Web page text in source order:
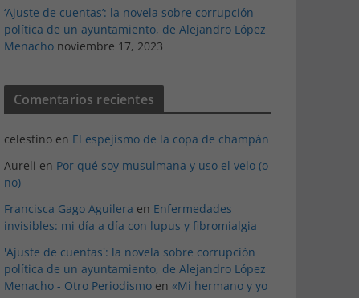
‘Ajuste de cuentas’: la novela sobre corrupción
política de un ayuntamiento, de Alejandro López
Menacho noviembre 17, 2023
Comentarios recientes
celestinoen El espejismo de la copa de champán
Aureli en Por qué soy musulmana y uso el velo (o
no)
Francisca Gago Aguilera en Enfermedades
invisibles: mi día a día con lupus y fibromialgia
'Ajuste de cuentas': la novela sobre corrupción
política de un ayuntamiento, de Alejandro López
Menacho - Otro Periodismoen «Mi hermano y yo